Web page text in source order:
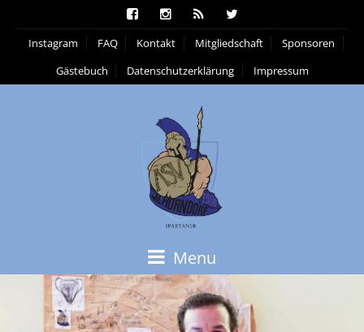
Instagram FAQ Kontakt Mitgliedschaft
Sponsoren
Gästebuch
Datenschutzerklärung Impressum
Menu